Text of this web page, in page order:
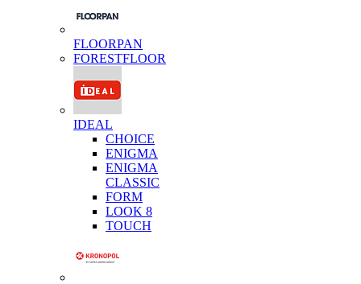
FLOORPAN
FORESTFLOOR
IDEAL
CHOICE
ENIGMA
ENIGMA
CLASSIC
FORM
LOOK 8
TOUCH